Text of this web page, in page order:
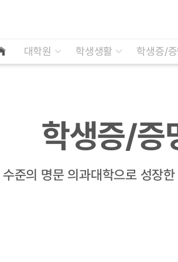
대학원 학생생활 학생증/증
학생증/증
준의 명문 의과대학으로 성장